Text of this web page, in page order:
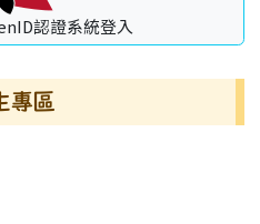
認證系統登入
專區